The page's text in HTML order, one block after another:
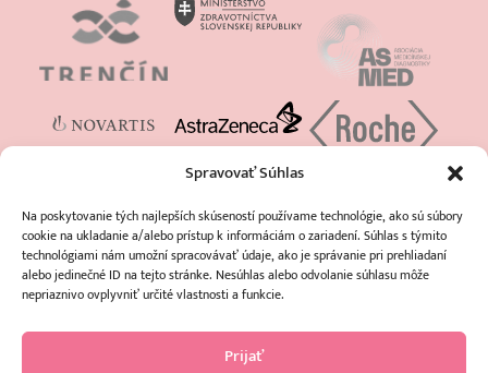
Spravovať Súhlas
Na poskytovanie tých najlepších skúseností používame technológie, ako sú súbory
cookie na ukladanie a/alebo prístup k informáciám o zariadení. Súhlas s týmito
technológiami nám umožní spracovávať údaje, ako je správanie pri prehliadaní
alebo jedinečné ID na tejto stránke. Nesúhlas alebo odvolanie súhlasu môže
nepriaznivo ovplyvniť určité vlastnosti a funkcie.
Prijať